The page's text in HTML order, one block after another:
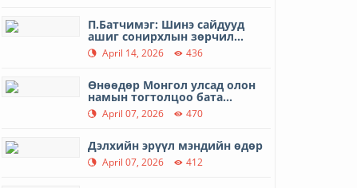
П.Батчимэг: Шинэ сайдууд
ашиг сонирхлын зөрчил...
April 14, 2026 436
Өнөөдөр Монгол улсад олон
намын тогтолцоо бата...
April 07, 2026 470
Дэлхийн эрүүл мэндийн өдөр
April 07, 2026 412